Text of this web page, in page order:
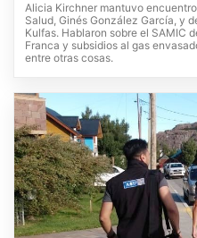
Alicia Kirchner mantuvo
Salud, Ginés González García, y
Kulfas. Hablaron sobre el SAMIC
Franca y subsidios al gas
entre otras cosas.